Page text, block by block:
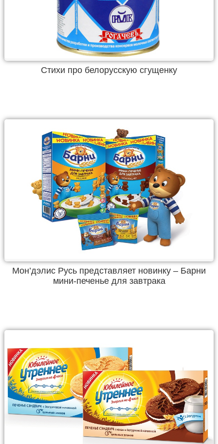
Стихи про белорусскую сгущенку
Мон’дэлис Русь представляет новинку – Барни
мини-печенье для завтрака